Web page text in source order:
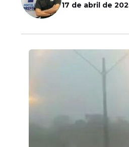
17 de abril de